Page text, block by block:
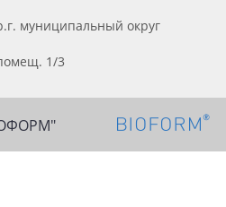
муниципальный округ
1/3